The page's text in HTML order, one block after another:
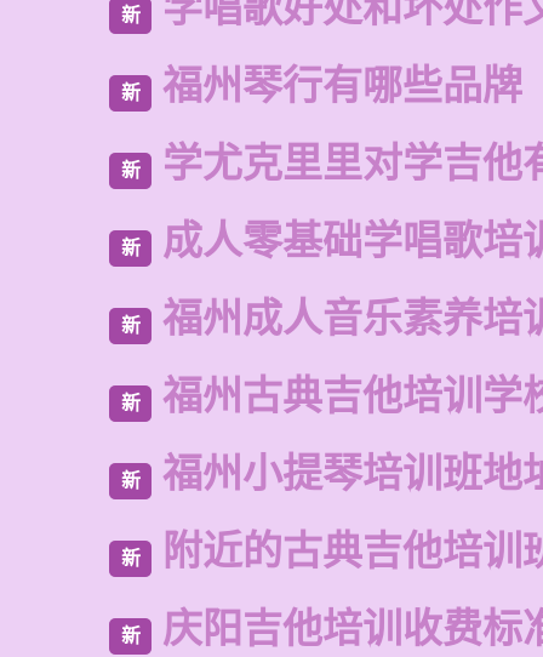
新
新 福州琴行有哪些品牌
新 学尤克里里对学吉他
新 成人零基础学唱歌培
新 福州成人音乐素养培
新 福州古典吉他培训学
新 福州小提琴培训班地
新 附近的古典吉他培训
新 庆阳吉他培训收费标